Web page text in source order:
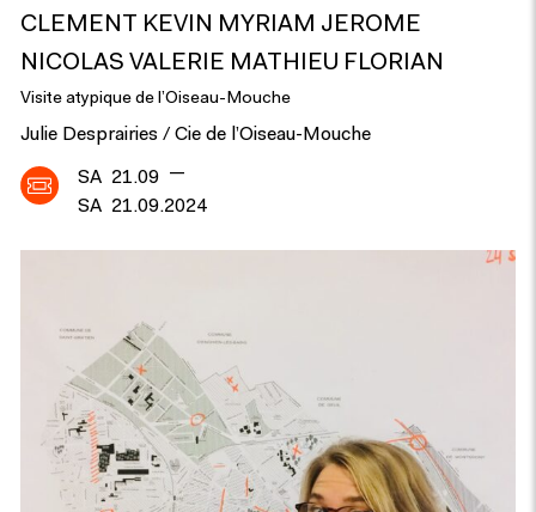
CLEMENT KEVIN MYRIAM JEROME
NICOLAS VALERIE MATHIEU FLORIAN
Visite atypique de l’Oiseau-Mouche
Julie Desprairies / Cie de l’Oiseau-Mouche
SA 21.09 —
SA 21.09.2024